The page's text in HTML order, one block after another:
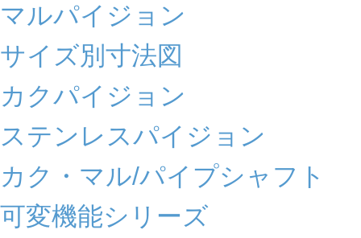
マルパイジョン
サイズ別寸法図
カクパイジョン
ステンレスパイジョン
カク・マル/パイプシャフト
可変機能シリーズ